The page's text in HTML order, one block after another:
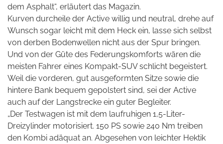
dem Asphalt“, erläutert das Magazin.
Kurven durcheile der Active willig und neutral, drehe auf
Wunsch sogar leicht mit dem Heck ein, lasse sich selbst
von derben Bodenwellen nicht aus der Spur bringen.
Und von der Güte des Federungskomforts wären die
meisten Fahrer eines Kompakt-SUV schlicht begeistert.
Weil die vorderen, gut ausgeformten Sitze sowie die
hintere Bank bequem gepolstert sind, sei der Active
auch auf der Langstrecke ein guter Begleiter.
„Der Testwagen ist mit dem laufruhigen 1,5-Liter-
Dreizylinder motorisiert. 150 PS sowie 240 Nm treiben
den Kombi adäquat an. Abgesehen von leichter Hektik